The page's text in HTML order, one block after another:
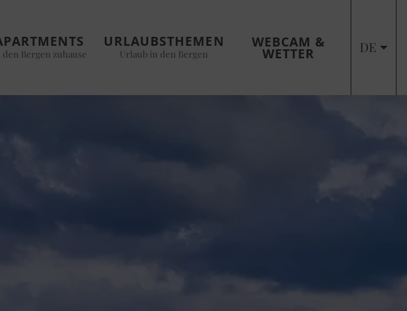
den Bergen zuhause
URLAUBSTHEMEN
Urlaub in den Bergen
WEBCAM &
WETTER DE